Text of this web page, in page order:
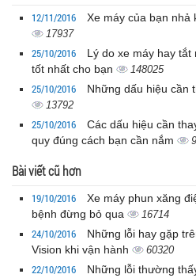
12/11/2016 Xe máy của bạn nhả
17937
25/10/2016
Lý do xe máy hay
tốt nhất cho bạn
148025
25/10/2016 Những dấu hiệu cần
13792
25/10/2016
Các dấu hiệu cần
quy đúng cách bạn cần nắm
Bài viết cũ hơn
19/10/2016
Xe máy phun xăng
bệnh đừng bỏ qua
16714
24/10/2016
Những lỗi hay gặp
Vision khi vận hành
60320
22/10/2016
Những lỗi thường